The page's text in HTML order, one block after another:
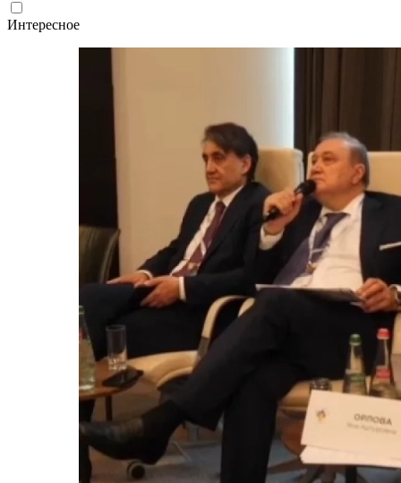
Интересное